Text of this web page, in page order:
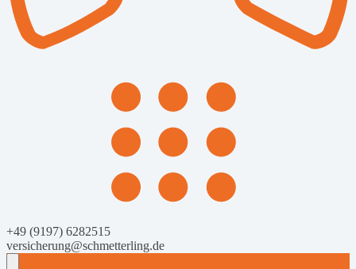
+49 (9197) 6282515
versicherung@schmetterling.de